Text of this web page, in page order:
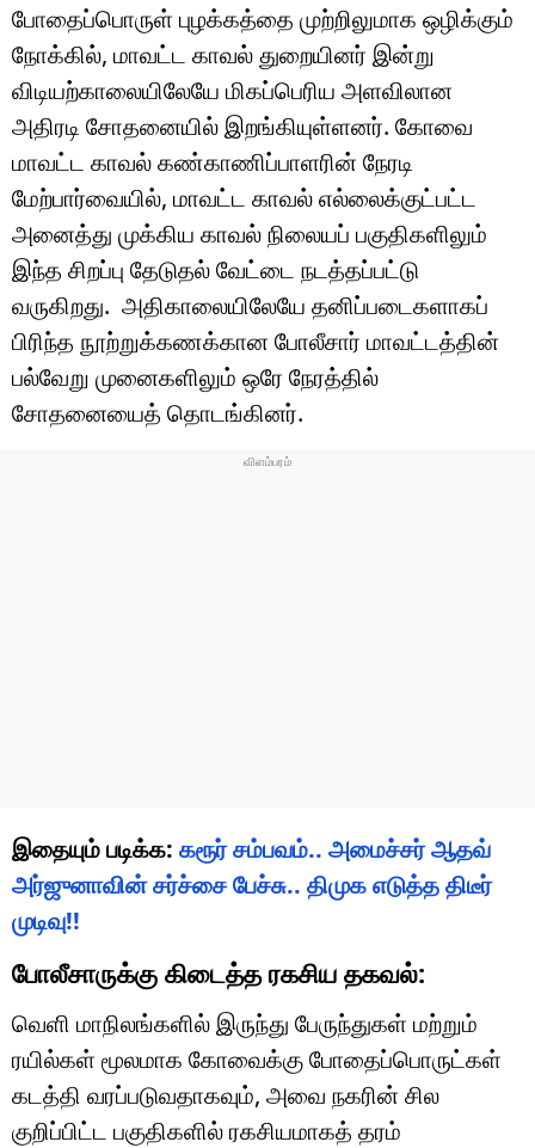
போதைப்பொருள் புழக்கத்தை முற்றிலுமாக ஒழிக்கும்
நோக்கில், மாவட்ட காவல் துறையினர் இன்று
விடியற்காலையிலேயே மிகப்பெரிய அளவிலான
அதிரடி சோதனையில் இறங்கியுள்ளனர். கோவை
மாவட்ட காவல் கண்காணிப்பாளரின் நேரடி
மேற்பார்வையில், மாவட்ட காவல் எல்லைக்குட்பட்ட
அனைத்து முக்கிய காவல் நிலையப் பகுதிகளிலும்
இந்த சிறப்பு தேடுதல் வேட்டை நடத்தப்பட்டு
வருகிறது. அதிகாலையிலேயே தனிப்படைகளாகப்
பிரிந்த நூற்றுக்கணக்கான போலீசார் மாவட்டத்தின்
பல்வேறு முனைகளிலும் ஒரே நேரத்தில்
சோதனையைத் தொடங்கினர்.
இதையும் படிக்க: கரூர் சம்பவம்.. அமைச்சர் ஆதவ்
அர்ஜுனாவின் சர்ச்சை பேச்சு.. திமுக எடுத்த திடீர்
முடிவு!!
போலீசாருக்கு கிடைத்த ரகசிய தகவல்:
வெளி மாநிலங்களில் இருந்து பேருந்துகள் மற்றும்
ரயில்கள் மூலமாக கோவைக்கு போதைப்பொருட்கள்
கடத்தி வரப்படுவதாகவும், அவை நகரின் சில
குறிப்பிட்ட பகுதிகளில் ரகசியமாகத் தரம்